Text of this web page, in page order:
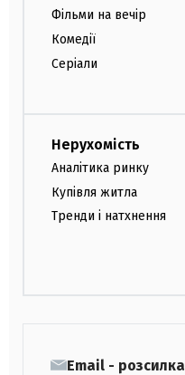
Фільми на вечір
Комедії
Серіали
Нерухомість
Аналітика ринку
Купівля житла
Тренди і натхнення
Email - розсилка